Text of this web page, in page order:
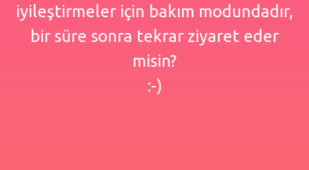
iyileştirmeler için bakım modundadır,
bir süre sonra tekrar ziyaret eder
misin?
:-)